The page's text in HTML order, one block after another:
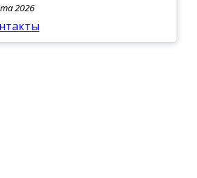
2026